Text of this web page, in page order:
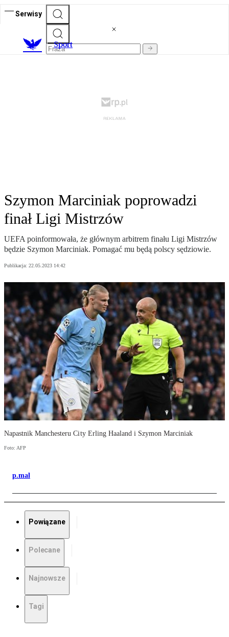
Serwisy
Sport
Szymon Marciniak poprowadzi
finał Ligi Mistrzów
UEFA poinformowała, że głównym arbitrem finału Ligi Mistrzów
będzie Szymon Marciniak. Pomagać mu będą polscy sędziowie.
Publikacja: 22.05.2023 14:42
Napastnik Manchesteru City Erling Haaland i Szymon Marciniak
Foto: AFP
p.mal
Powiązane
Polecane
Najnowsze
Tagi